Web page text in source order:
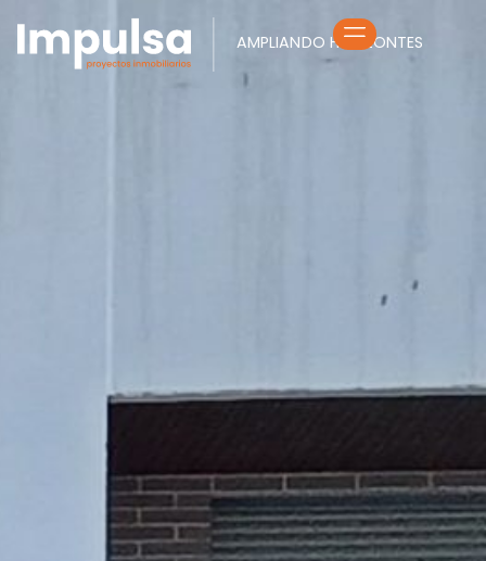
AMPLIANDO HORIZONTES